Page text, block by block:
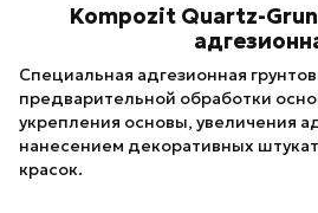
Kompozit Quartz-
Специальная адгезионная
предварительной обработки
укрепления основы, увеличения
нанесением декоративных
красок.